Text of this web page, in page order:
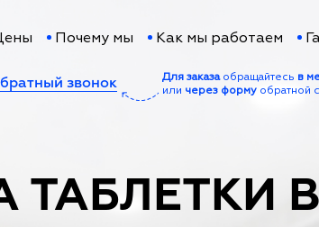
Почему мы Как мы работаем
звонок Для заказаобращайтесь в
или через форму обратной
ТАБЛЕТКИ В